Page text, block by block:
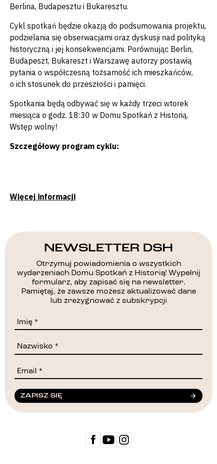
Berlina, Budapesztu i Bukaresztu.
Cykl spotkań będzie okazją do podsumowania projektu,
podzielania się obserwacjami oraz dyskusji nad polityką
historyczną i jej konsekwencjami. Porównując Berlin,
Budapeszt, Bukareszt i Warszawę autorzy postawią
pytania o współczesną tożsamość ich mieszkańców,
o ich stosunek do przeszłości i pamięci.
Spotkania będą odbywać się w każdy trzeci wtorek
miesiąca o godz. 18:30 w Domu Spotkań z Historią.
Wstęp wolny!
Szczegółowy program cyklu:
Więcej informacji
NEWSLETTER DSH
Otrzymuj powiadomienia o wszystkich
wydarzeniach Domu Spotkań z Historią! Wypełnij
formularz, aby zapisać się na newsletter.
Pamiętaj, że zawsze możesz aktualizować dane
lub zrezygnować z subskrypcji
ZAPISZ SIĘ